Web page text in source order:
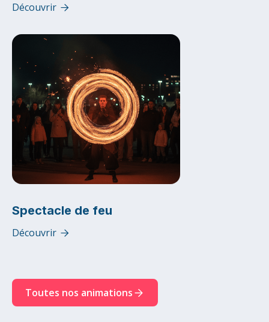
Découvrir 
Spectacle de feu
Découvrir 
Toutes nos animations